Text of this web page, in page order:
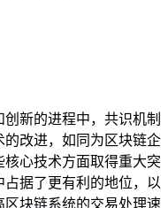
新的进程中，共识机制
改进，如同为区块链企
心技术方面取得重大突
据了更有利的地位，以
块链系统的交易处理速